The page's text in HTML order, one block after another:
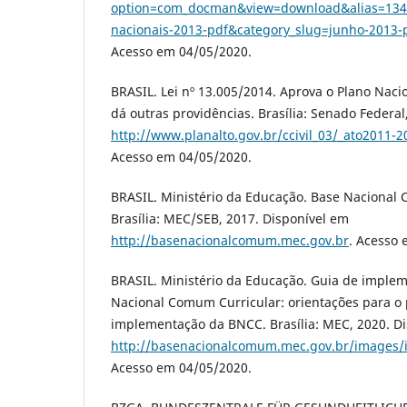
nacionais-2013-pdf&category_slug=junho-
Acesso em 04/05/2020.
BRASIL. Lei nº 13.005/2014. Aprova o Plano
dá outras providências. Brasília: Senado
http://www.planalto.gov.br/ccivil_03/_ato2011-
Acesso em 04/05/2020.
BRASIL. Ministério da Educação. Base Nacional
Brasília: MEC/SEB, 2017. Disponível em
http://basenacionalcomum.mec.gov.br. Acesso
BRASIL. Ministério da Educação. Guia de
Nacional Comum Curricular: orientações para o
implementação da BNCC. Brasília: MEC, 2020.
http://basenacionalcomum.mec.gov.br/images/
Acesso em 04/05/2020.